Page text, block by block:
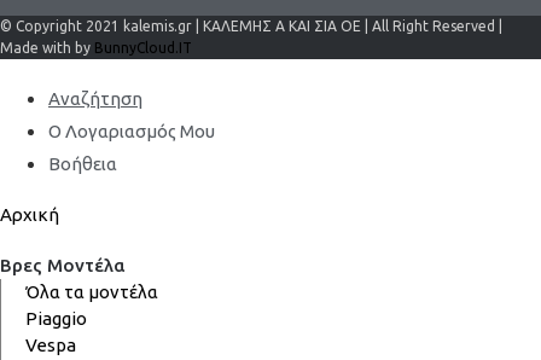
© Copyright 2021 kalemis.gr | ΚΑΛΕΜΗΣ Α ΚΑΙ ΣΙΑ ΟΕ | All Right Reserved |
Made with by BunnyCloud.IT
Αναζήτηση
Ο Λογαριασμός Μου
Βοήθεια
Αρχική
Βρες Μοντέλα
Όλα τα μοντέλα
Piaggio
Vespa